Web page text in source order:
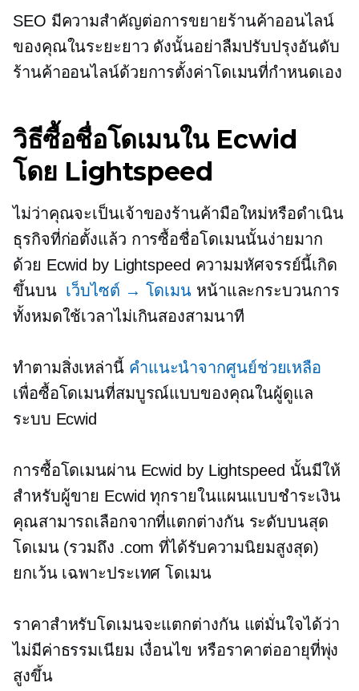
SEO มีความสำคัญต่อการขยายร้านค้าออนไลน์
ของคุณในระยะยาว ดังนั้นอย่าลืมปรับปรุงอันดับ
ร้านค้าออนไลน์ด้วยการตั้งค่าโดเมนที่กำหนดเอง
วิธีซื้อชื่อโดเมนใน Ecwid
โดย Lightspeed
ไม่ว่าคุณจะเป็นเจ้าของร้านค้ามือใหม่หรือดำเนิน
ธุรกิจที่ก่อตั้งแล้ว การซื้อชื่อโดเมนนั้นง่ายมาก
ด้วย Ecwid by Lightspeed ความมหัศจรรย์นี้เกิด
ขึ้นบน เว็บไซต์ → โดเมน หน้าและกระบวนการ
ทั้งหมดใช้เวลาไม่เกินสองสามนาที
ทำตามสิ่งเหล่านี้ คำแนะนำจากศูนย์ช่วยเหลือ
เพื่อซื้อโดเมนที่สมบูรณ์แบบของคุณในผู้ดูแล
ระบบ Ecwid
การซื้อโดเมนผ่าน Ecwid by Lightspeed นั้นมีให้
สำหรับผู้ขาย Ecwid ทุกรายในแผนแบบชำระเงิน
คุณสามารถเลือกจากที่แตกต่างกัน ระดับบนสุด
โดเมน (รวมถึง .com ที่ได้รับความนิยมสูงสุด)
ยกเว้น เฉพาะประเทศ โดเมน
ราคาสำหรับโดเมนจะแตกต่างกัน แต่มั่นใจได้ว่า
ไม่มีค่าธรรมเนียม เงื่อนไข หรือราคาต่ออายุที่พุ่ง
สูงขึ้น